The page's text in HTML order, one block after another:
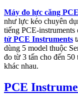
Máy đo lực căng
như lực kéo chuyên
tiếng PCE-instruments
tử PCE Instruments
dùng 5 model thuộc
đo từ 3 tấn cho đến
khác nhau.
PCE